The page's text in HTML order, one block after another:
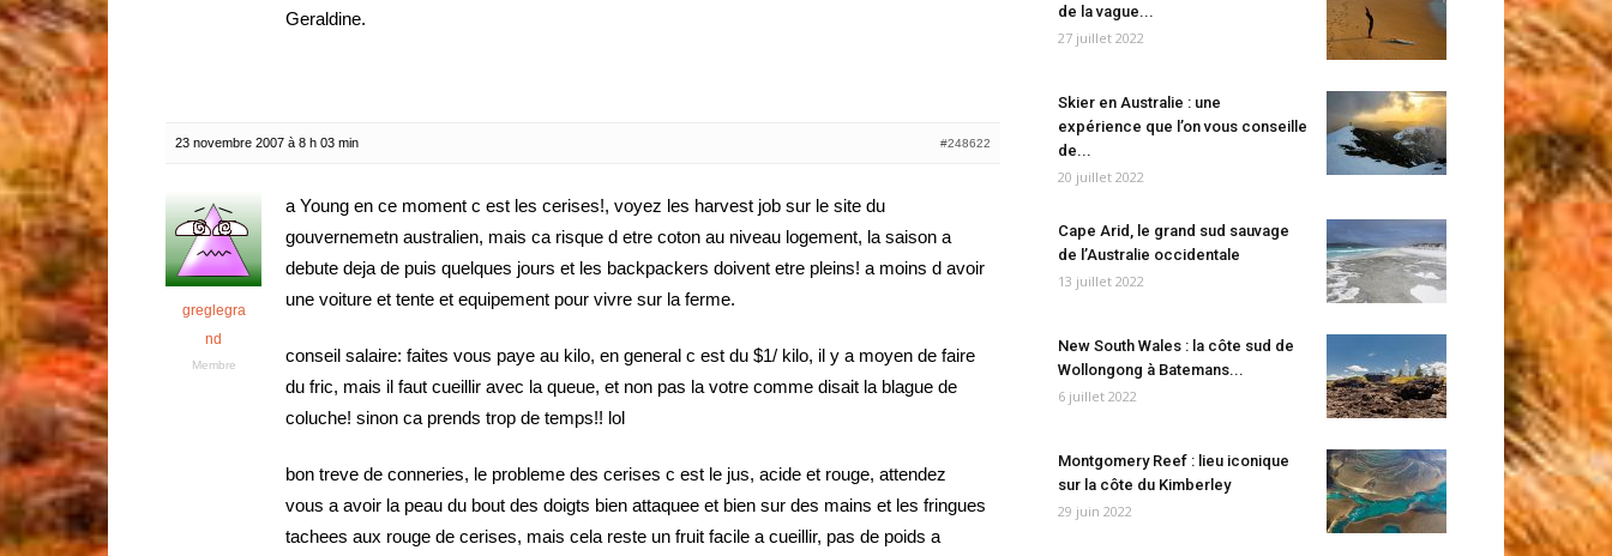
Geraldine.
23 novembre 2007 à 8 h 03 min #248622
greglegra
nd
Membre
a Young en ce moment c est les cerises!, voyez les harvest job sur le site du
gouvernemetn australien, mais ca risque d etre coton au niveau logement, la saison a
debute deja de puis quelques jours et les backpackers doivent etre pleins! a moins d avoir
une voiture et tente et equipement pour vivre sur la ferme.
conseil salaire: faites vous paye au kilo, en general c est du $1/ kilo, il y a moyen de faire
du fric, mais il faut cueillir avec la queue, et non pas la votre comme disait la blague de
coluche! sinon ca prends trop de temps!! lol
bon treve de conneries, le probleme des cerises c est le jus, acide et rouge, attendez
vous a avoir la peau du bout des doigts bien attaquee et bien sur des mains et les fringues
tachees aux rouge de cerises, mais cela reste un fruit facile a cueillir, pas de poids a
de la vague...
27 juillet 2022
Skier en Australie : une
expérience que l’on vous conseille
de...
20 juillet 2022
Cape Arid, le grand sud sauvage
de l’Australie occidentale
13 juillet 2022
New South Wales : la côte sud de
Wollongong à Batemans...
6 juillet 2022
Montgomery Reef : lieu iconique
sur la côte du Kimberley
29 juin 2022